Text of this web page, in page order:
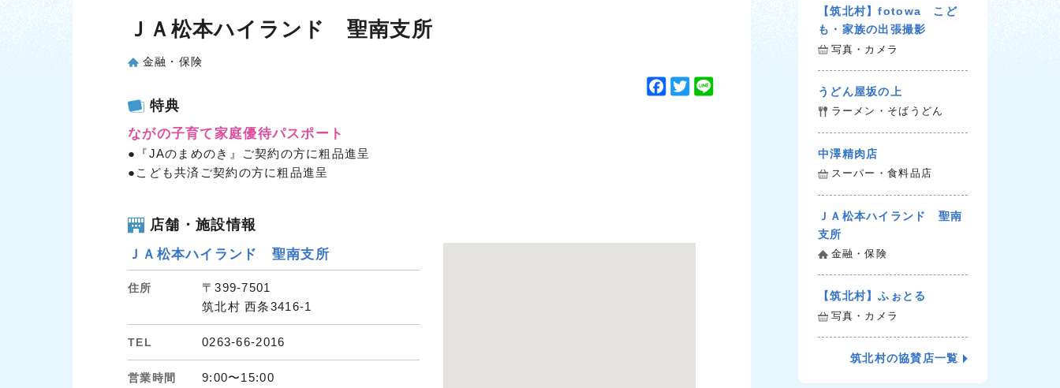
ＪＡ松本ハイランド 聖南支所
金融・保険
F
T
特典
ながの子育て家庭優待パスポート
●『JAのまめのき』ご契約の方に粗品進呈
●こども共済ご契約の方に粗品進呈
店舗・施設情報
ＪＡ松本ハイランド 聖南支所
住所
〒399-7501
筑北村 西条3416-1
TEL 0263-66-2016
営業時間 9:00〜15:00
【筑北村】fotowa こど
も・家族の出張撮影
写真・カメラ
うどん屋坂の上
ラーメン・そばうどん
中澤精肉店
スーパー・食料品店
ＪＡ松本ハイランド 聖南
支所
金融・保険
【筑北村】ふぉとる
写真・カメラ
筑北村の協賛店一覧